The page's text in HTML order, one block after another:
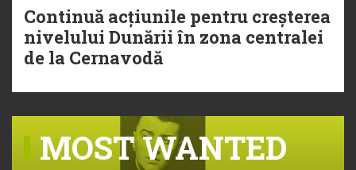
Continuă acțiunile pentru creșterea
nivelului Dunării în zona centralei
de la Cernavodă
MOST WANTED